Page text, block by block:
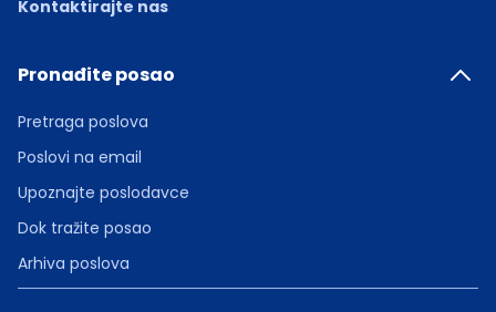
Kontaktirajte nas
Pronađite posao
Pretraga poslova
Poslovi na email
Upoznajte poslodavce
Dok tražite posao
Arhiva poslova